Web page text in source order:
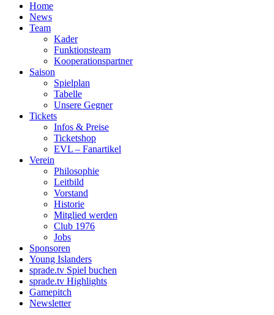
Home
News
Team
Kader
Funktionsteam
Kooperationspartner
Saison
Spielplan
Tabelle
Unsere Gegner
Tickets
Infos & Preise
Ticketshop
EVL – Fanartikel
Verein
Philosophie
Leitbild
Vorstand
Historie
Mitglied werden
Club 1976
Jobs
Sponsoren
Young Islanders
sprade.tv Spiel buchen
sprade.tv Highlights
Gamepitch
Newsletter